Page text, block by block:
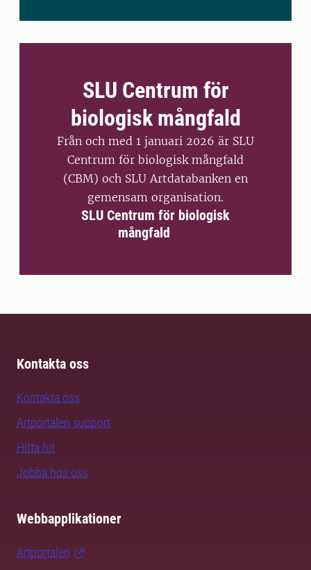
SLU Centrum för
biologisk mångfald
Från och med 1 januari 2026 är SLU
Centrum för biologisk mångfald
(CBM) och SLU Artdatabanken en
gemensam organisation.
SLU Centrum för biologisk
mångfald
Kontakta oss
Kontakta oss
Artportalen support
Hitta hit
Jobba hos oss
Webbapplikationer
Artportalen